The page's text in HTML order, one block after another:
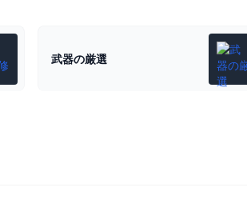
武器の厳選